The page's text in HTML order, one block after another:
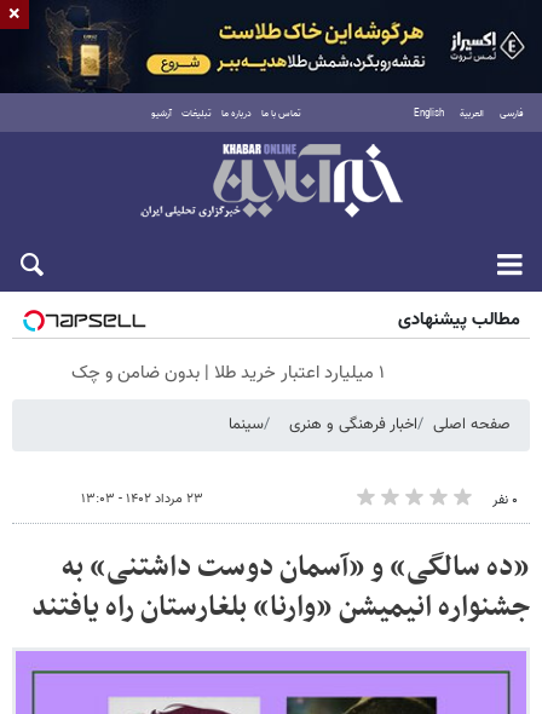
فارسی العربية English تماس با ما درباره ما تبلیغات آرشیو
شنبه ۱۷ مرداد ۱۴۰۵
مطالب پیشنهادی
۱ میلیارد اعتبار خرید طلا | بدون ضامن و چک
صفحه اصلی اخبار فرهنگی و هنری سینما
۰ نفر ۲۳ مرداد ۱۴۰۲ - ۱۳:۰۳
«ده سالگی» و «آسمان دوست داشتنی» به
جشنواره انیمیشن «وارنا» بلغارستان راه یافتند
×